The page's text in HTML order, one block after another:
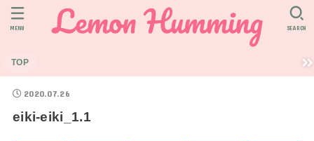
TOP
SEARCH
MENU
2020.07.26
eiki-eiki_1.1